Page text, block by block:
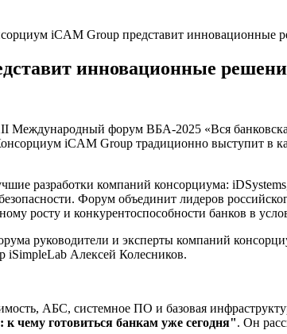
iCAM Group представит инновационные
инновационные
Международный форум ВБА-2025 «Вся
iCAM Group традиционно выступит в
разработки компаний консорциума:
Форум объединит лидеров
росту и конкурентоспособности банков в
руководители и эксперты компаний
iSimpleLab Алексей Колесников.
АБС, системное ПО и базовая
чему готовиться банкам уже сегодня". Он